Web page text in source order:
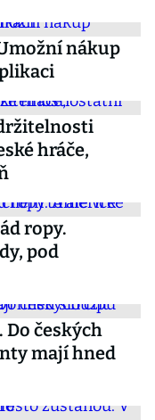
nákup
hráče,
ropy.
pod
Do českých
mají hned